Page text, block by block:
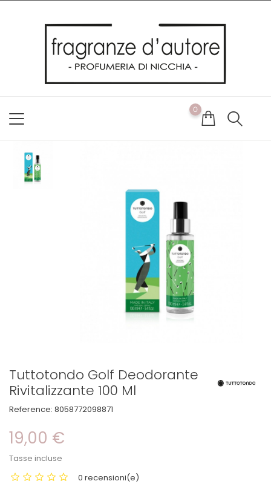
Utilizziamo i cookie per offrirti la migliore esperienza possibile
sul nostro sito web. Cliccando su OK, acconsenti alla nostra
politica sui cookie. Se desideri modificare le tue preferenze sui
cookie, puoi farlo
0
Tuttotondo Golf Deodorante
Rivitalizzante 100 Ml
Reference: 8058772098871
19,00 €
Tasse incluse
0 recensioni(e)